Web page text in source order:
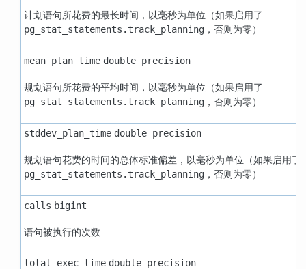
计划语句所花费的最长时间，以毫秒为单位（如果启用了
pg_stat_statements.track_planning，否则为零）
mean_plan_time double precision
规划语句所花费的平均时间，以毫秒为单位（如果启用了
pg_stat_statements.track_planning，否则为零）
stddev_plan_time double precision
规划语句花费的时间的总体标准偏差，以毫秒为单位（如果启用了
pg_stat_statements.track_planning，否则为零）
calls bigint
语句被执行的次数
total_exec_time double precision